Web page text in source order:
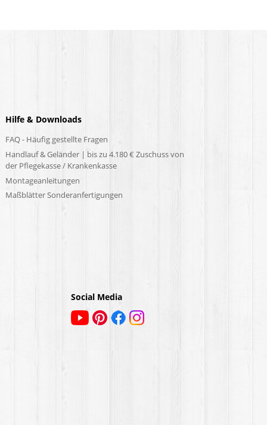
Hilfe & Downloads
FAQ - Häufig gestellte Fragen
Handlauf & Geländer | bis zu 4.180 € Zuschuss von
der Pflegekasse / Krankenkasse
Montageanleitungen
Maßblätter Sonderanfertigungen
Social Media